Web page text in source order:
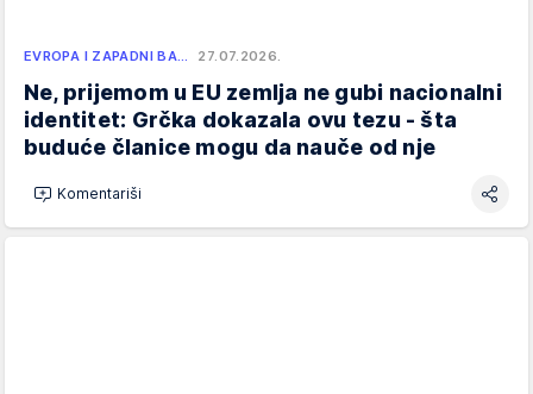
EVROPA I ZAPADNI BA… 27.07.2026.
Ne, prijemom u EU zemlja ne gubi nacionalni
identitet: Grčka dokazala ovu tezu - šta
buduće članice mogu da nauče od nje
Komentariši